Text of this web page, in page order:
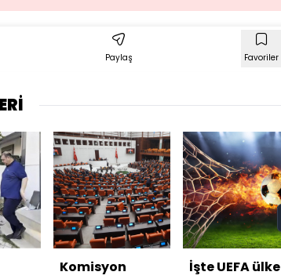
Paylaş Favoriler
Komisyon
İşte UEFA ülke